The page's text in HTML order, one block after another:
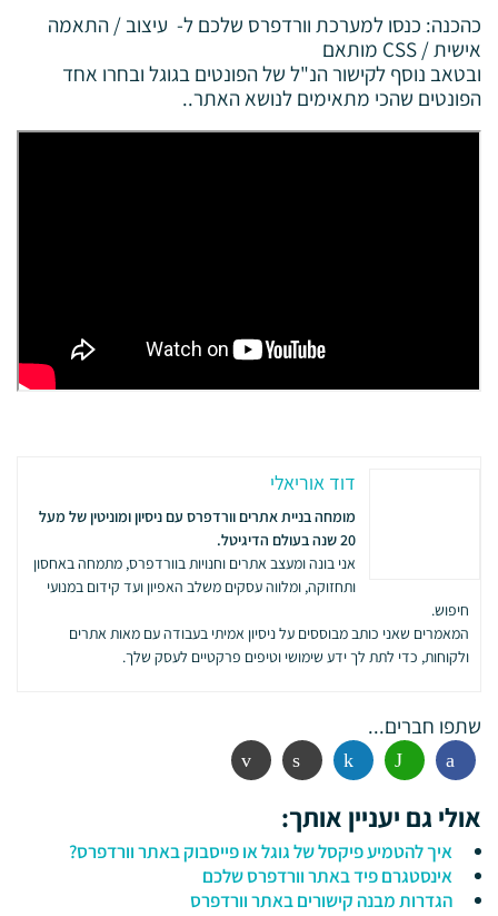
כהכנה: כנסו למערכת וורדפרס שלכם ל- עיצוב / התאמה
אישית / CSS מותאם
ובטאב נוסף לקישור הנ"ל של הפונטים בגוגל ובחרו אחד
הפונטים שהכי מתאימים לנושא האתר..
דוד אוריאלי
מומחה בניית אתרים וורדפרס עם ניסיון ומוניטין של מעל
20 שנה בעולם הדיגיטל.
אני בונה ומעצב אתרים וחנויות בוורדפרס, מתמחה באחסון
ותחזוקה, ומלווה עסקים משלב האפיון ועד קידום במנועי
חיפוש.
המאמרים שאני כותב מבוססים על ניסיון אמיתי בעבודה עם מאות אתרים
ולקוחות, כדי לתת לך ידע שימושי וטיפים פרקטיים לעסק שלך.
שתפו חברים...
פייסבוק ווטסאפ לינקדין הדפסה אימייל
אולי גם יעניין אותך:
איך להטמיע פיקסל של גוגל או פייסבוק באתר וורדפרס?
אינסטגרם פיד באתר וורדפרס שלכם
הגדרות מבנה קישורים באתר וורדפרס